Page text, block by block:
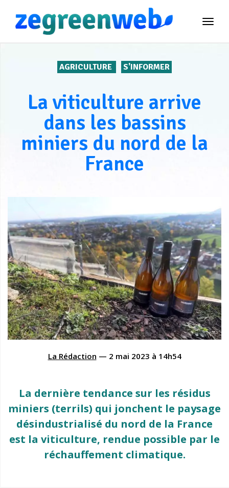
AGRICULTURE S'INFORMER
La viticulture arrive
dans les bassins
miniers du nord de la
France
La Rédaction — 2 mai 2023 à 14h54
La dernière tendance sur les résidus
miniers (terrils) qui jonchent le paysage
désindustrialisé du nord de la France
est la viticulture, rendue possible par le
réchauffement climatique.